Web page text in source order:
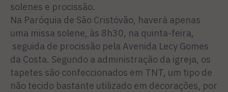
solenes e procissão.
Na Paróquia de São Cristóvão, haverá apenas
uma missa solene, às 8h30, na quinta-feira,
seguida de procissão pela Avenida Lecy Gomes
da Costa. Segundo a administração da igreja, os
tapetes são confeccionados em TNT, um tipo de
não tecido bastante utilizado em decorações, por